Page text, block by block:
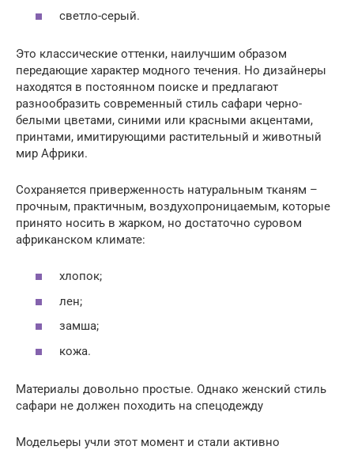
светло-серый.
Это классические оттенки, наилучшим образом
передающие характер модного течения. Но дизайнеры
находятся в постоянном поиске и предлагают
разнообразить современный стиль сафари черно-
белыми цветами, синими или красными акцентами,
принтами, имитирующими растительный и животный
мир Африки.
Сохраняется приверженность натуральным тканям –
прочным, практичным, воздухопроницаемым, которые
принято носить в жарком, но достаточно суровом
африканском климате:
хлопок;
лен;
замша;
кожа.
Материалы довольно простые. Однако женский стиль
сафари не должен походить на спецодежду
Модельеры учли этот момент и стали активно